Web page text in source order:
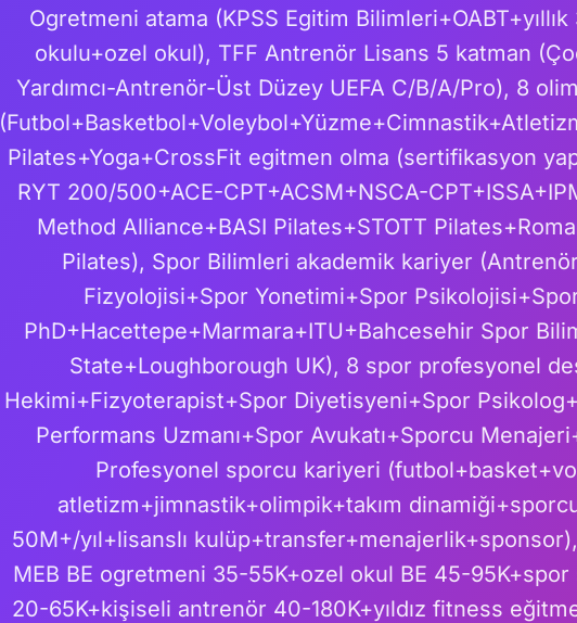
Ogretmeni atama (KPSS Egitim
okulu+ozel okul), TFF Antrenör Lisans 5 katman
Yardımcı-Antrenör-Üst Düzey UEFA C/B/A/Pro), 8
Pilates+Yoga+CrossFit egitmen olma (sertifikasyon
RYT 200/500+ACE-CPT+ACSM+NSCA-
Method Alliance+BASI Pilates+STOTT
Pilates), Spor Bilimleri akademik kariyer
Fizyolojisi+Spor Yonetimi+Spor
PhD+Hacettepe+Marmara+ITU+Bahcesehir Spor
State+Loughborough UK), 8 spor profesyonel
Hekimi+Fizyoterapist+Spor Diyetisyeni+Spor
Performans Uzmanı+Spor Avukatı+Sporcu
Profesyonel sporcu kariyeri
atletizm+jimnastik+olimpik+takım
50M+/yıl+lisanslı
MEB BE ogretmeni 35-55K+ozel okul BE 45-
20-65K+kişiseli antrenör 40-180K+yıldız fitness